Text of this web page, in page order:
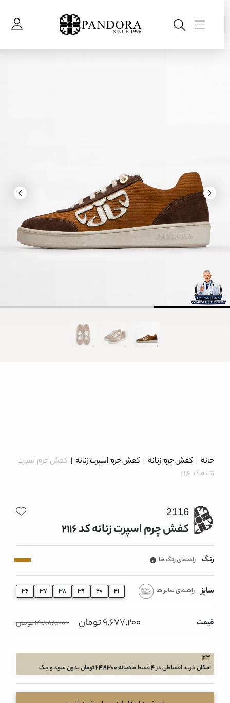
خانه | کفش چرم زنانه| کفش چرم اسپرت زنانه| کفش چرم اسپرت
زنانه کد 2116
2116
کفش چرم اسپرت زنانه کد 2116
رنگ راهنمای رنگ ها
سایز راهنمای سایز ها 36 37 38 39 40
قیمت 9,677,200 تومان 14,888,000 تومان
امکان خرید اقساطی در 4 قسط ماهیانه 2419300 تومان بدون سود و چک